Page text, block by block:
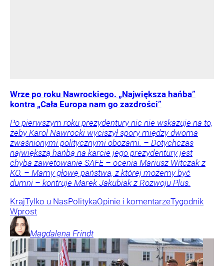
Wrze po roku Nawrockiego. „Największa hańba”
kontra „Cała Europa nam go zazdrości”
Po pierwszym roku prezydentury nic nie wskazuje na to,
żeby Karol Nawrocki wyciszył spory między dwoma
zwaśnionymi politycznymi obozami. – Dotychczas
największą hańbą na karcie jego prezydentury jest
chyba zawetowanie SAFE – ocenia Mariusz Witczak z
KO. – Mamy głowę państwa, z której możemy być
dumni – kontruje Marek Jakubiak z Rozwoju Plus.
KrajTylko u NasPolitykaOpinie i komentarzeTygodnik
Wprost
Magdalena Frindt